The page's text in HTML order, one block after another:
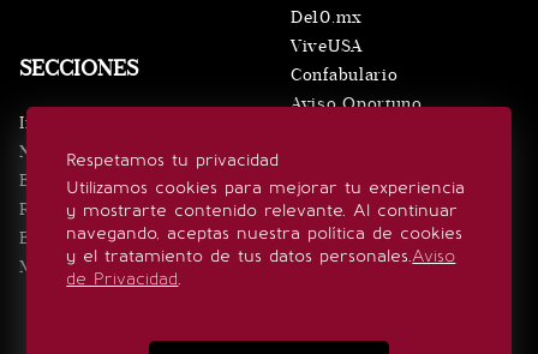
Respetamos tu privacidad
Utilizamos cookies para mejorar tu experiencia
y mostrarte contenido relevante. Al continuar
navegando, aceptas nuestra política de cookies
y el tratamiento de tus datos personales.Aviso
de Privacidad.
SECCIONES
Inicio
Noticias
Eventos
Realeza
Estilo de vida
Minuto x Minuto
De10.mx
ViveUSA
Confabulario
Aviso Oportuno
SÍGUENOS